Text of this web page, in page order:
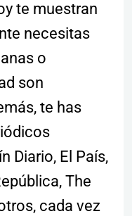
te muestran
necesitas
o
son
te has
Diario, El País,
The
cada vez